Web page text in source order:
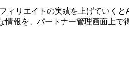
ィリエイトの実績を上げていく
報を、パートナー管理画面上で